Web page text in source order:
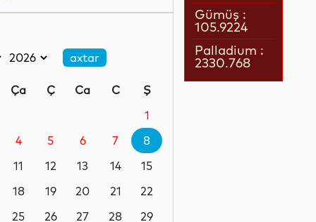
konturları
Paşinyan niyə üzr istəmişdi?
07 Avqust 20:41
ÜST legioner xəstəliyinin
07 Avqust 20:17
Ça Ç Ca C
Ş
1
4 5 6 7
8
11 12 13 14
15
18 19 20 21
22
25 26 27 28
29
Gümüş :
105.9224
Palladium :
2330.768